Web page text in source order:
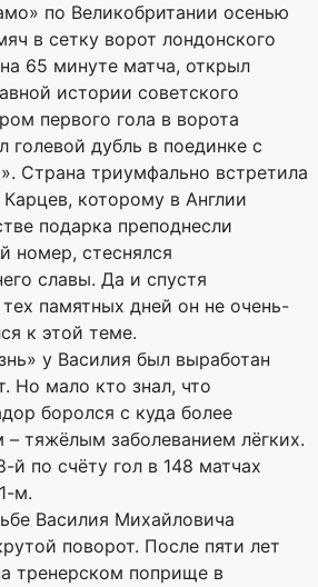
по Великобритании осенью
в сетку ворот лондонского
65 минуте матча, открыл
истории советского
первого гола в ворота
голевой дубль в поединке с
Страна триумфально встретила
которому в Англии
подарка преподнесли
номер, стеснялся
славы. Да и спустя
памятных дней он не очень-
к этой теме.
у Василия был выработан
Но мало кто знал, что
боролся с куда более
– тяжёлым заболеванием лёгких.
й по счёту гол в 148 матчах
м.
Василия Михайловича
поворот. После пяти лет
тренерском поприще в